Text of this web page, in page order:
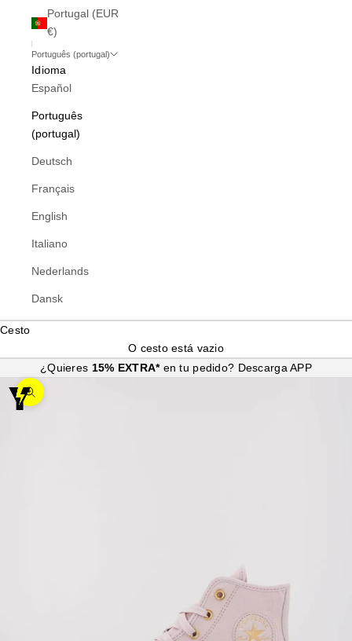
Portugal (EUR
€)
Português (portugal)
Idioma
Español
Português
(portugal)
Deutsch
Français
English
Italiano
Nederlands
Dansk
Cesto
O cesto está vazio
¿Quieres 15% EXTRA* en tu pedido? Descarga APP
Ampliar